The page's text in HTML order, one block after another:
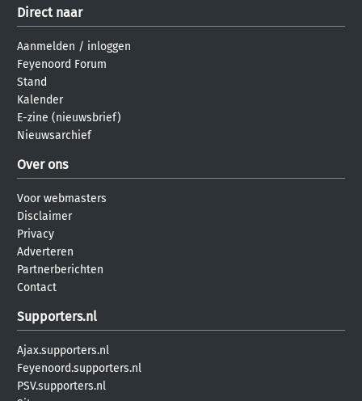
Direct naar
Aanmelden / inloggen
Feyenoord Forum
Stand
Kalender
E-zine (nieuwsbrief)
Nieuwsarchief
Over ons
Voor webmasters
Disclaimer
Privacy
Adverteren
Partnerberichten
Contact
Supporters.nl
Ajax.supporters.nl
Feyenoord.supporters.nl
PSV.supporters.nl